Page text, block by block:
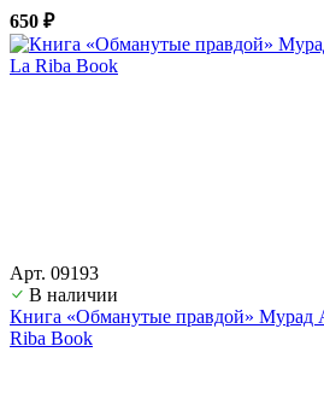
650 ₽
Арт. 09193
В наличии
Книга «Обманутые правдой» Мурад
Riba Book